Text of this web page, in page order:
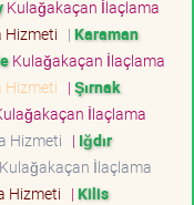
Kulağakaçan İlaçlama
| Karaman
Kulağakaçan İlaçlama
| Şırnak
İlaçlama
Hizmeti | Iğdır
Kulağakaçan İlaçlama
Hizmeti | Kilis